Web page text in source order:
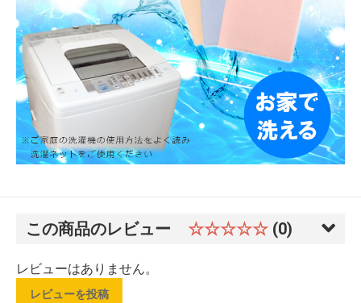
この商品のレビュー ☆☆☆☆☆ (0)
レビューはありません。
レビューを投稿